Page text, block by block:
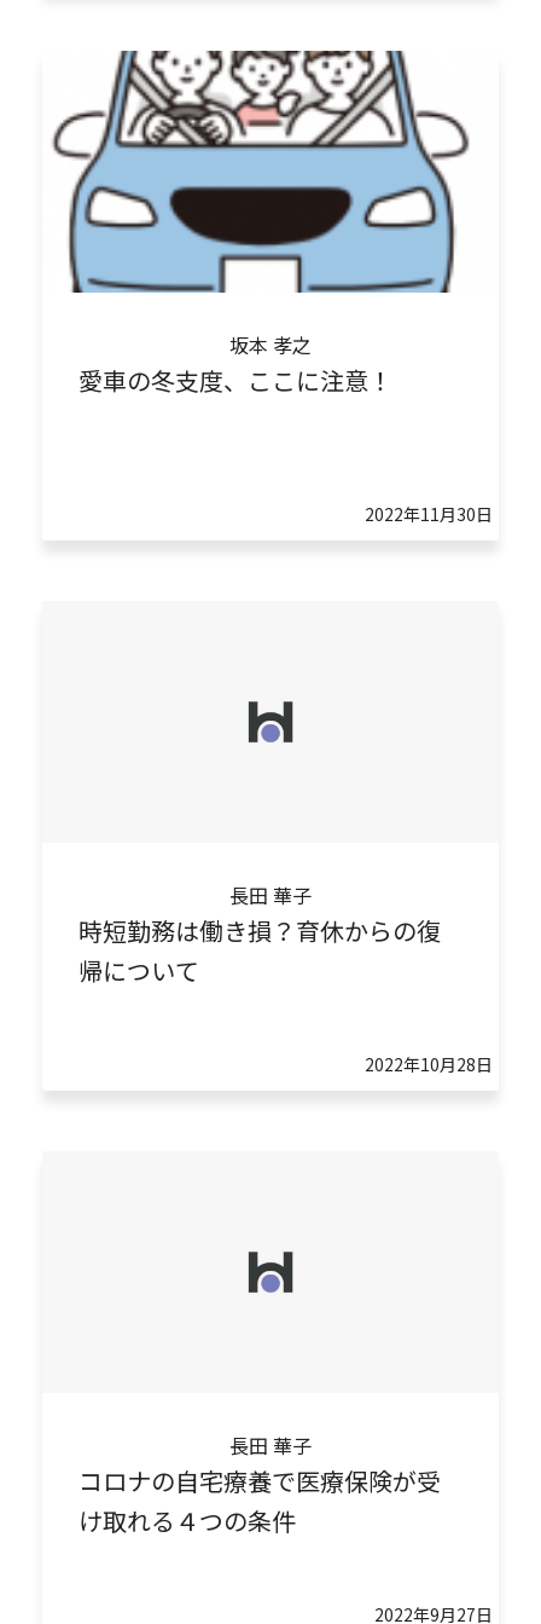
坂本 孝之
愛車の冬支度、ここに注意！
2022年11月30日
長田 華子
時短勤務は働き損？育休からの復
帰について
2022年10月28日
長田 華子
コロナの自宅療養で医療保険が受
け取れる４つの条件
2022年9月27日